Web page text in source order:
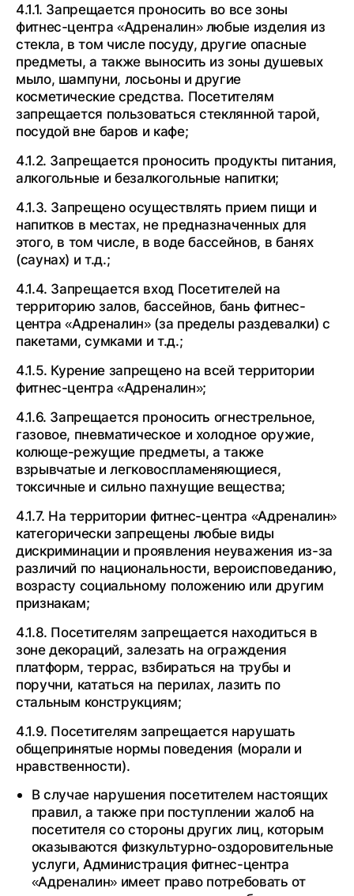
4.1.1. Запрещается проносить во все зоны
фитнес-центра «Адреналин» любые изделия из
стекла, в том числе посуду, другие опасные
предметы, а также выносить из зоны душевых
мыло, шампуни, лосьоны и другие
косметические средства. Посетителям
запрещается пользоваться стеклянной тарой,
посудой вне баров и кафе;
4.1.2. Запрещается проносить продукты питания,
алкогольные и безалкогольные напитки;
4.1.3. Запрещено осуществлять прием пищи и
напитков в местах, не предназначенных для
этого, в том числе, в воде бассейнов, в банях
(саунах) и т.д.;
4.1.4. Запрещается вход Посетителей на
территорию залов, бассейнов, бань фитнес-
центра «Адреналин» (за пределы раздевалки) с
пакетами, сумками и т.д.;
4.1.5. Курение запрещено на всей территории
фитнес-центра «Адреналин»;
4.1.6. Запрещается проносить огнестрельное,
газовое, пневматическое и холодное оружие,
колюще-режущие предметы, а также
взрывчатые и легковоспламеняющиеся,
токсичные и сильно пахнущие вещества;
4.1.7. На территории фитнес-центра «Адреналин»
категорически запрещены любые виды
дискриминации и проявления неуважения из-за
различий по национальности, вероисповеданию,
возрасту социальному положению или другим
признакам;
4.1.8. Посетителям запрещается находиться в
зоне декораций, залезать на ограждения
платформ, террас, взбираться на трубы и
поручни, кататься на перилах, лазить по
стальным конструкциям;
4.1.9. Посетителям запрещается нарушать
общепринятые нормы поведения (морали и
нравственности).
В случае нарушения посетителем настоящих
правил, а также при поступлении жалоб на
посетителя со стороны других лиц, которым
оказываются физкультурно-оздоровительные
услуги, Администрация фитнес-центра
«Адреналин» имеет право потребовать от